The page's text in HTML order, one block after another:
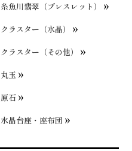
糸魚川翡翠（ブレスレット）
クラスター（水晶）
クラスター（その他）
丸玉
原石
水晶台座・座布団